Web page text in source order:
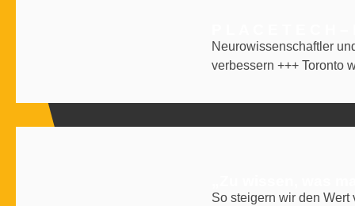
Neurowissenschaftler
verbessern +++ Toronto
So steigern wir den